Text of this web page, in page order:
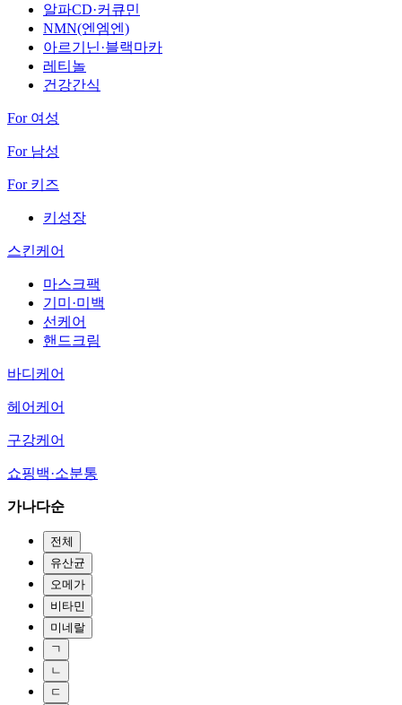
알파CD·커큐민
NMN(엔엠엔)
아르기닌·블랙마카
레티놀
건강간식
For 여성
For 남성
For 키즈
키성장
스킨케어
마스크팩
기미·미백
선케어
핸드크림
바디케어
헤어케어
구강케어
쇼핑백·소분통
가나다순
전체
유산균
오메가
비타민
미네랄
ㄱ
ㄴ
ㄷ